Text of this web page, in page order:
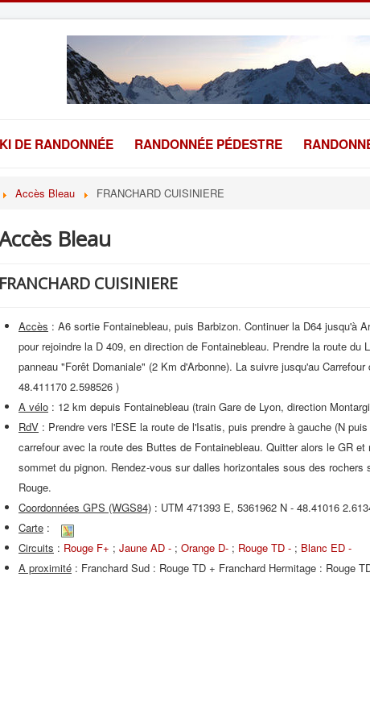
DE RANDONNÉE RANDONNÉE PÉDESTRE
Accès Bleau FRANCHARD CUISINIERE
Bleau
FRANCHARD CUISINIERE
Accès : A6 sortie Fontainebleau, puis Barbizon. Continuer la D64 jusqu'à
pour rejoindre la D 409, en direction de Fontainebleau. Prendre la route du
panneau "Forêt Domaniale" (2 Km d'Arbonne). La suivre jusqu'au
48.411170 2.598526 )
A vélo : 12 km depuis Fontainebleau (train Gare de Lyon, direction
RdV : Prendre vers l'ESE la route de l'Isatis, puis prendre à gauche (N
carrefour avec la route des Buttes de Fontainebleau. Quitter alors le GR
sommet du pignon. Rendez-vous sur dalles horizontales sous des rochers
Rouge.
Coordonnées GPS (WGS84) : UTM 471393 E, 5361962 N - 48.41016
Carte :
Circuits : Rouge F+ ; Jaune AD - ; Orange D- ; Rouge TD - ; Blanc ED -
A proximité : Franchard Sud : Rouge TD + Franchard Hermitage : Rouge